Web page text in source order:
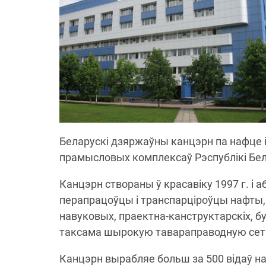
Беларускі дзяржаўны канцэрн па нафце
прамысловых комплексаў Рэспублікі
Канцэрн створаны ў красавіку 1997 г. і
перапрацоўцы і транспарціроўцы нафты,
навуковых, праектна-канструктарскіх,
таксама шырокую тавараправодную
Канцэрн вырабляе больш за 500 відаў